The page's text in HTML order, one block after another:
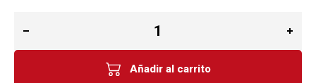
Añadir al carrito